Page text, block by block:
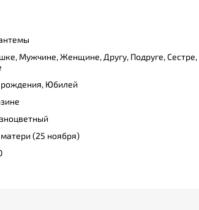
Мужчине, Женщине, Другу, Подруге,
Юбилей
(25 ноября)